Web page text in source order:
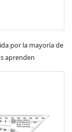
por la mayoría de
aprenden